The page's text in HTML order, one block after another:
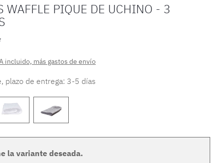
WAFFLE PIQUE DE UCHINO - 3
incluido, más gastos de envío
plazo de entrega: 3-5 días
la variante deseada.